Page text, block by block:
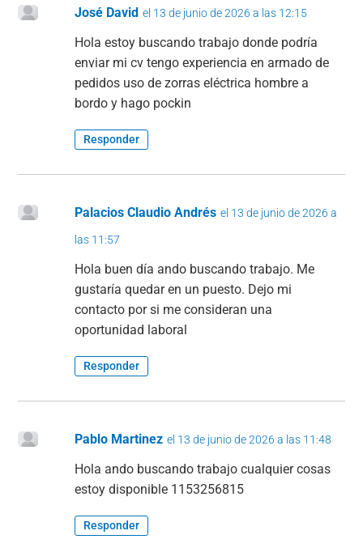
José David el 13 de junio de 2026 a las 12:15
Hola estoy buscando trabajo donde podría
enviar mi cv tengo experiencia en armado de
pedidos uso de zorras eléctrica hombre a
bordo y hago pockin
Responder
Palacios Claudio Andrés el 13 de junio de 2026 a
las 11:57
Hola buen día ando buscando trabajo. Me
gustaría quedar en un puesto. Dejo mi
contacto por si me consideran una
oportunidad laboral
Responder
Pablo Martinez el 13 de junio de 2026 a las 11:48
Hola ando buscando trabajo cualquier cosas
estoy disponible 1153256815
Responder